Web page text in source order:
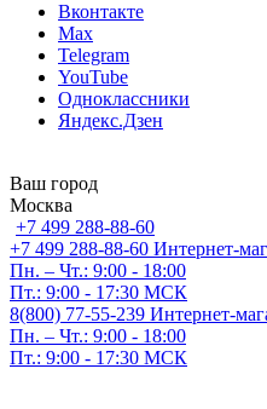
Вконтакте
Max
Telegram
YouTube
Одноклассники
Яндекс.Дзен
Ваш город
Москва
+7 499 288-88-60
+7 499 288-88-60 Интернет-
Пн. – Чт.: 9:00 - 18:00
Пт.: 9:00 - 17:30 МСК
8(800) 77-55-239 Интернет-
Пн. – Чт.: 9:00 - 18:00
Пт.: 9:00 - 17:30 МСК